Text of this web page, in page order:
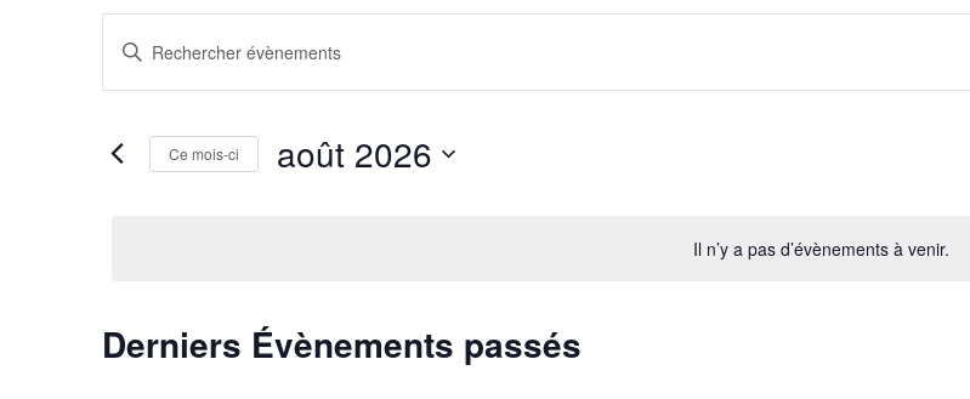
Il n’y a pas d’évènements à venir.
Recherche
et
navigation
Évènements
Saisir
ÉvènementsCe mois-ci août 2026
Calendrier
Derniers Évènements passés